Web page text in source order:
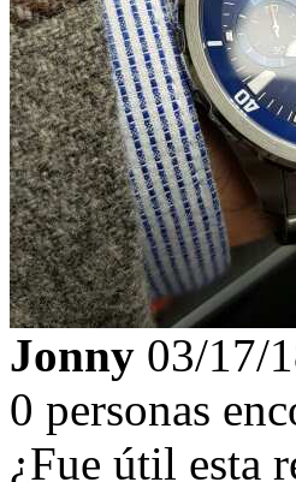
Jonny 03/17/
0 personas
¿Fue útil esta